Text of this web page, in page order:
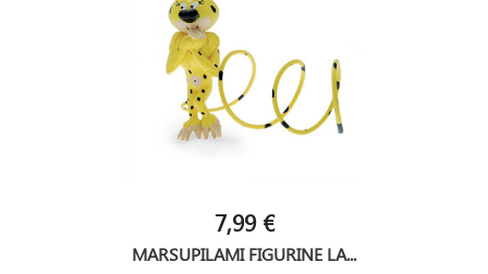
7,99 €
MARSUPILAMI FIGURINE LA...